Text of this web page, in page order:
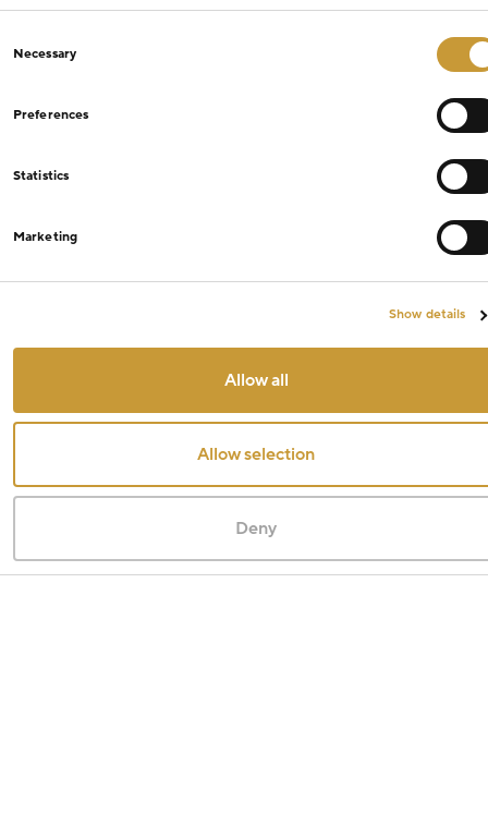
Selection
Necessary
Preferences
Statistics
Marketing
Show details
Allow all
Allow selection
Deny